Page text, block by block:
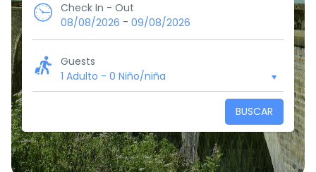
Check In - Out
08/08/2026 - 09/08/2026
Guests
1 Adulto - 0 Niño/niña
BUSCAR